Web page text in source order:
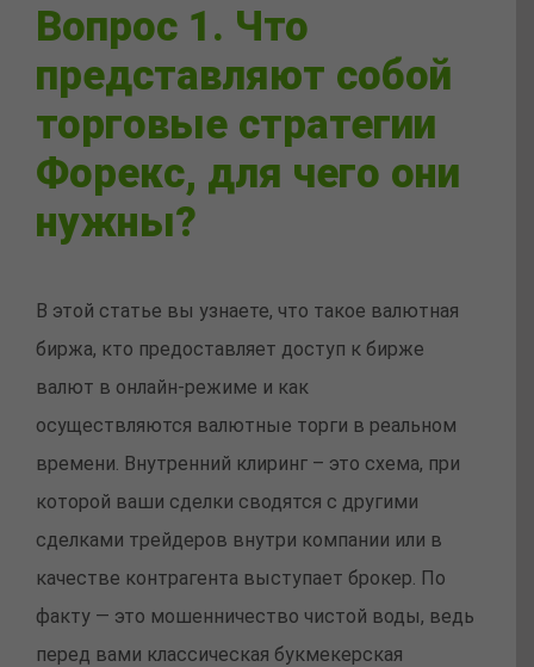
Вопрос 1. Что
представляют собой
торговые стратегии
Форекс, для чего они
нужны?
В этой статье вы узнаете, что такое валютная
биржа, кто предоставляет доступ к бирже
валют в онлайн-режиме и как
осуществляются валютные торги в реальном
времени. Внутренний клиринг – это схема, при
которой ваши сделки сводятся с другими
сделками трейдеров внутри компании или в
качестве контрагента выступает брокер. По
факту — это мошенничество чистой воды, ведь
перед вами классическая букмекерская